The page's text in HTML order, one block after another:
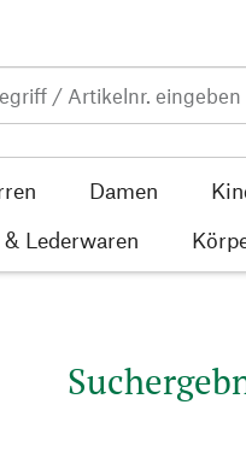
Damen
Lederwaren